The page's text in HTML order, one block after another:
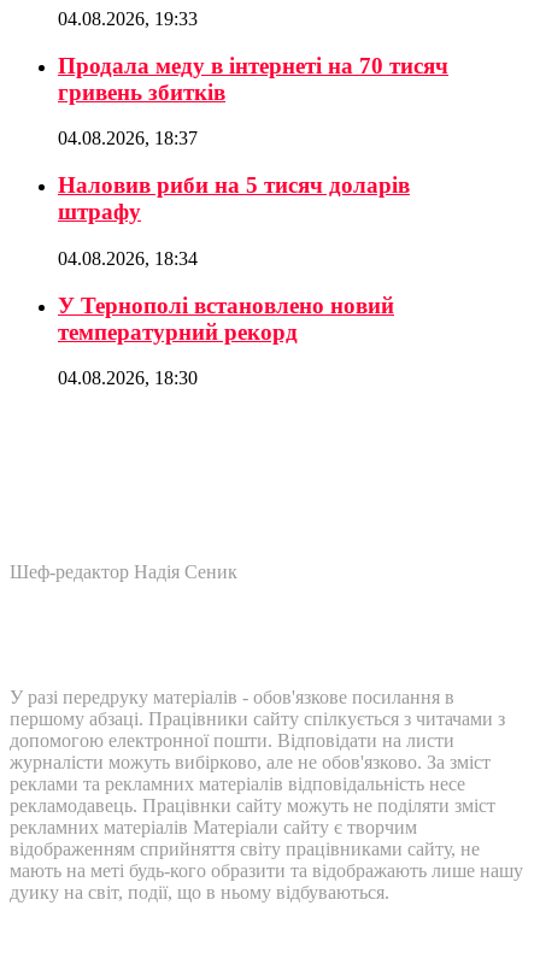
04.08.2026, 19:33
Продала меду в інтернеті на 70 тисяч
гривень збитків
04.08.2026, 18:37
Наловив риби на 5 тисяч доларів
штрафу
04.08.2026, 18:34
У Тернополі встановлено новий
температурний рекорд
04.08.2026, 18:30
Шеф-редактор Надія Сеник
У разі передруку матеріалів - обов'язкове посилання в
першому абзаці. Працівники сайту спілкується з читачами з
допомогою електронної пошти. Відповідати на листи
журналісти можуть вибірково, але не обов'язково. За зміст
реклами та рекламних матеріалів відповідальність несе
рекламодавець. Працівнки сайту можуть не поділяти зміст
рекламних матеріалів Матеріали сайту є творчим
відображенням сприйняття світу працівниками сайту, не
мають на меті будь-кого образити та відображають лише нашу
дуику на світ, події, що в ньому відбуваються.